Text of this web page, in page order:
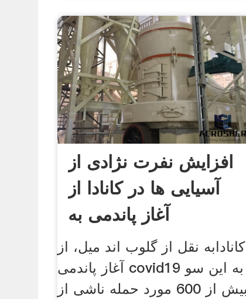
افزایش نفرت نژادی از
آسیایی ها در کانادا از
آغاز پاندمی به
کانادابه نقل از گلوب اند میل، از
آغاز پاندمی covid19 به این سو
بیش از 600 مورد حمله ناشی از